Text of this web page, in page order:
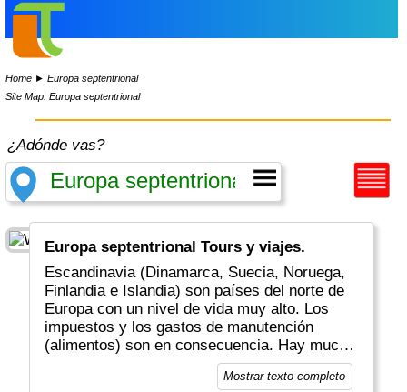
Home ►Europa septentrional
Site Map: Europa septentrional
¿Adónde vas?
Europa septentrional Tours y viajes.
Escandinavia (Dinamarca, Suecia, Noruega,
Finlandia e Islandia) son países del norte de
Europa con un nivel de vida muy alto. Los
impuestos y los gastos de manutención
(alimentos) son en consecuencia. Hay mucho
espacio y áreas verdes, con hermosos
paisajes, cascadas y fiordos, alces y osos,
Mostrar texto completo